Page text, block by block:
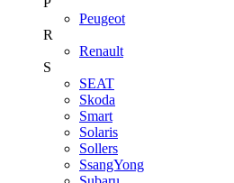
Peugeot
R
Renault
S
SEAT
Skoda
Smart
Solaris
Sollers
SsangYong